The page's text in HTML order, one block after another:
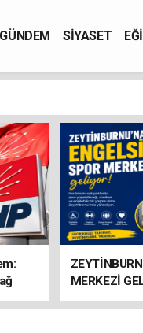
GÜNDEM SİYASET
MERKEZİ